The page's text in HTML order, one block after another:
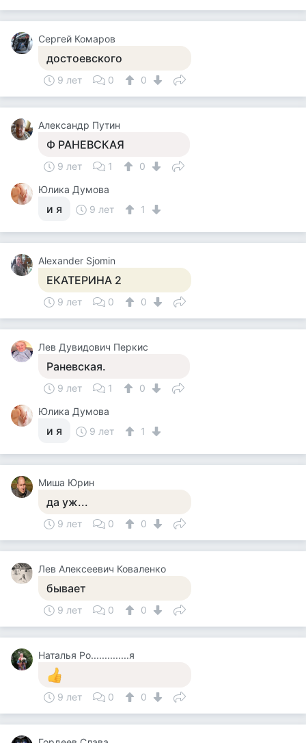
Сергей Комаров
достоевского
9 лет 0 0
Александр Путин
Ф РАНЕВСКАЯ
9 лет 1
0
Юлика Думова
и я 9 лет 1
Alexander Sjomin
ЕКАТЕРИНА 2
9 лет 0 0
Лев Дувидович Перкис
Раневская.
9 лет 1
0
Юлика Думова
и я 9 лет 1
Миша Юрин
да уж...
9 лет 0 0
Лев Алексеевич Коваленко
бывает
9 лет 0 0
Наталья Ро..............я
9 лет 0 0